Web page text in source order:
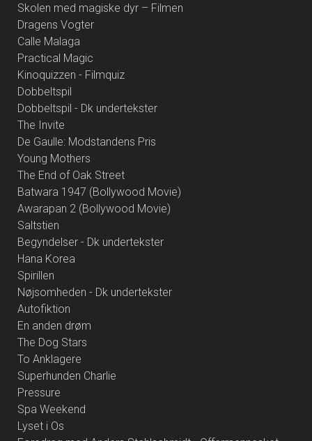
Skolen med magiske dyr – Filmen
Dragens Vogter
Calle Malaga
Practical Magic
Kinoquizzen - Filmquiz
Dobbeltspil
Dobbeltspil - Dk undertekster
The Invite
De Gaulle: Modstandens Pris
Young Mothers
The End of Oak Street
Batwara 1947 (Bollywood Movie)
Awarapan 2 (Bollywood Movie)
Saltstien
Begyndelser - Dk undertekster
Hana Korea
Spirillen
Nøjsomheden - Dk undertekster
Autofiktion
En anden drøm
The Dog Stars
To Anklagere
Superhunden Charlie
Pressure
Spa Weekend
Lyset i Os